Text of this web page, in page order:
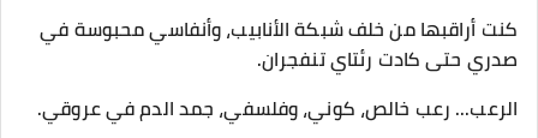
​كنت أراقبها من خلف شبكة الأنابيب، وأنفاسي محبوسة في
صدري حتى كادت رئتاي تنفجران.
​الرعب... رعب خالص، كوني، وفلسفي، جمد الدم في عروقي.